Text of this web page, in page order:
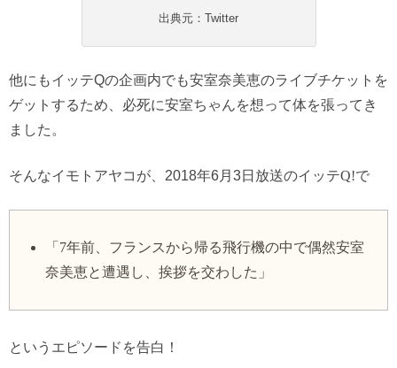
出典元：Twitter
他にもイッテQの企画内でも安室奈美恵のライブチケットを
ゲットするため、必死に安室ちゃんを想って体を張ってき
ました。
そんなイモトアヤコが、2018年6月3日放送のイッテQ!で
「 7年前、フランスから帰る飛行機の中で偶然安室
奈美恵と遭遇し、挨拶を交わした」
というエピソードを告白！